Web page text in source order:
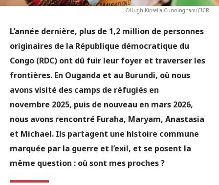
©Hugh Kinsella Cunningham/CICR
L’année dernière, plus de 1,2 million de personnes
originaires de la République démocratique du
Congo (RDC) ont dû fuir leur foyer et traverser les
frontières. En Ouganda et au Burundi, où nous
avons visité des camps de réfugiés en
novembre 2025, puis de nouveau en mars 2026,
nous avons rencontré Furaha, Maryam, Anastasia
et Michael. Ils partagent une histoire commune
marquée par la guerre et l’exil, et se posent la
même question : où sont mes proches ?